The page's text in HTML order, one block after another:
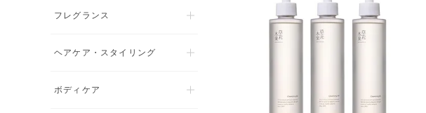
フレグランス
ヘアケア・スタイリング
ボディケア